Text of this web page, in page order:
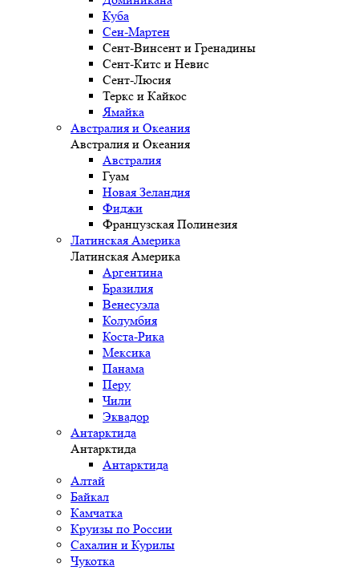
Куба
Сен-Мартен
Сент-Винсент и Гренадины
Сент-Китс и Невис
Сент-Люсия
Теркс и Кайкос
Ямайка
Австралия и Океания
Австралия и Океания
Австралия
Гуам
Новая Зеландия
Фиджи
Французская Полинезия
Латинская Америка
Латинская Америка
Аргентина
Бразилия
Венесуэла
Колумбия
Коста-Рика
Мексика
Панама
Перу
Чили
Эквадор
Антарктида
Антарктида
Антарктида
Алтай
Байкал
Камчатка
Круизы по России
Сахалин и Курилы
Чукотка